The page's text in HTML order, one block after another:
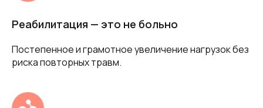
Реабилитация — это не больно
Постепенное и грамотное увеличение нагрузок без
риска повторных травм.